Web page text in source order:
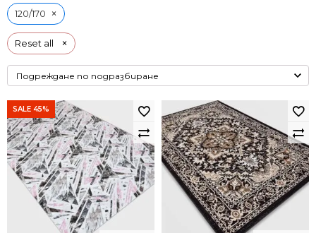
Reset all ×
120/170 ×
SALE 45%